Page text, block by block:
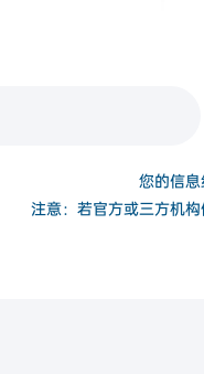
您的信
注意：若官方或三方机